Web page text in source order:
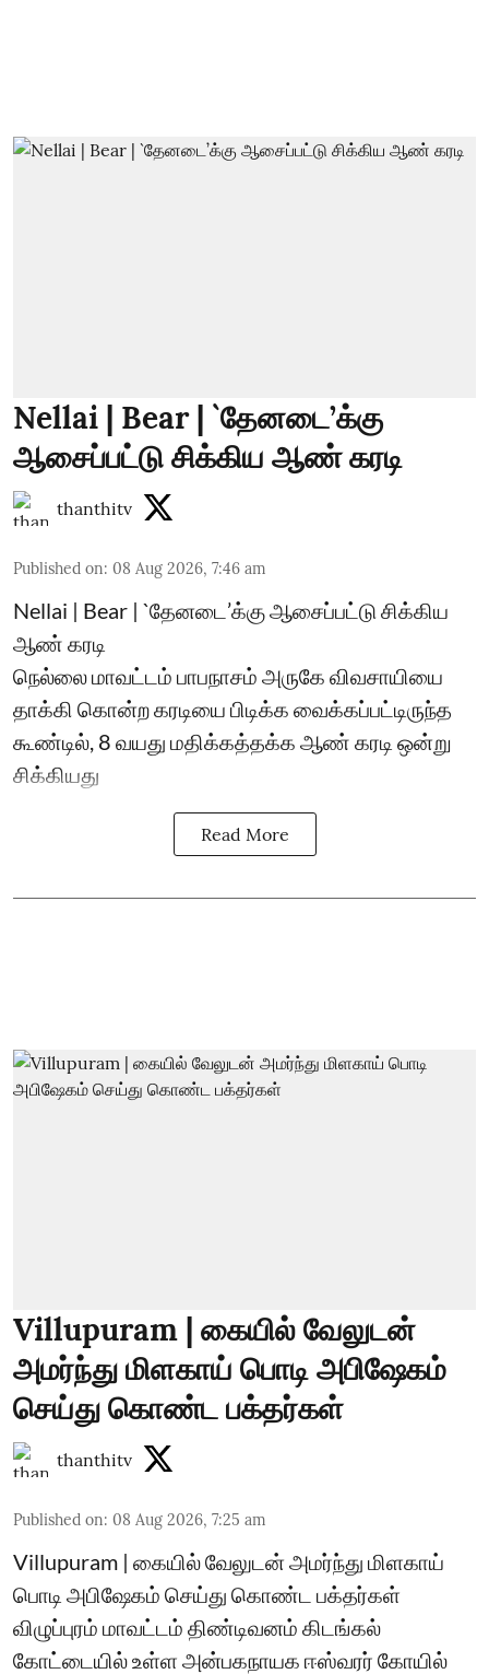
Nellai | Bear | `தேனடை’க்கு
ஆசைப்பட்டு சிக்கிய ஆண் கரடி
thanthitv
Published on: 08 Aug 2026, 7:46 am
Nellai | Bear | `தேனடை’க்கு ஆசைப்பட்டு சிக்கிய
ஆண் கரடி
நெல்லை மாவட்டம் பாபநாசம் அருகே விவசாயியை
தாக்கி கொன்ற கரடியை பிடிக்க வைக்கப்பட்டிருந்த
கூண்டில், 8 வயது மதிக்கத்தக்க ஆண் கரடி ஒன்று
சிக்கியது
Read More
Villupuram | கையில் வேலுடன்
அமர்ந்து மிளகாய் பொடி அபிஷேகம்
செய்து கொண்ட பக்தர்கள்
thanthitv
Published on: 08 Aug 2026, 7:25 am
Villupuram | கையில் வேலுடன் அமர்ந்து மிளகாய்
பொடி அபிஷேகம் செய்து கொண்ட பக்தர்கள்
விழுப்புரம் மாவட்டம் திண்டிவனம் கிடங்கல்
கோட்டையில் உள்ள அன்பகநாயக ஈஸ்வரர் கோயில்